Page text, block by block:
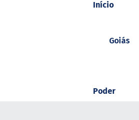
Goiás
Início
Poder